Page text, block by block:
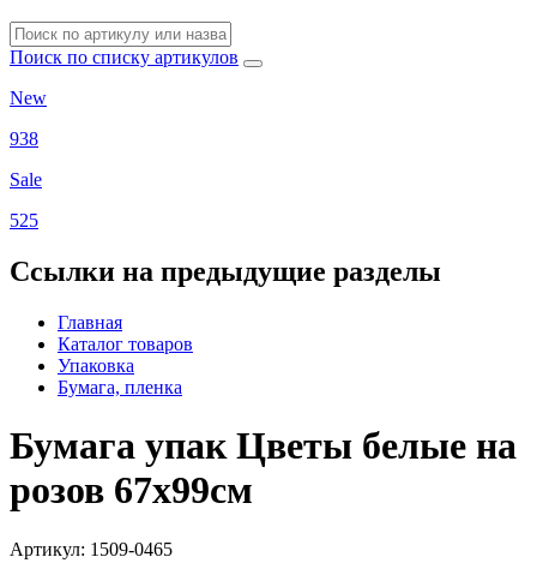
Поиск по списку артикулов
New
938
Sale
525
Ссылки на предыдущие разделы
Главная
Каталог товаров
Упаковка
Бумага, пленка
Бумага упак Цветы белые на
розов 67х99см
Артикул: 1509-0465